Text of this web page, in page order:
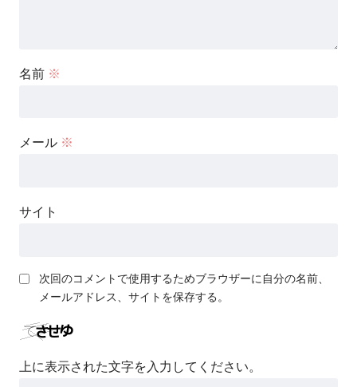
名前 ※
メール ※
サイト
次回のコメントで使用するためブラウザーに自分の名前、
メールアドレス、サイトを保存する。
上に表示された文字を入力してください。